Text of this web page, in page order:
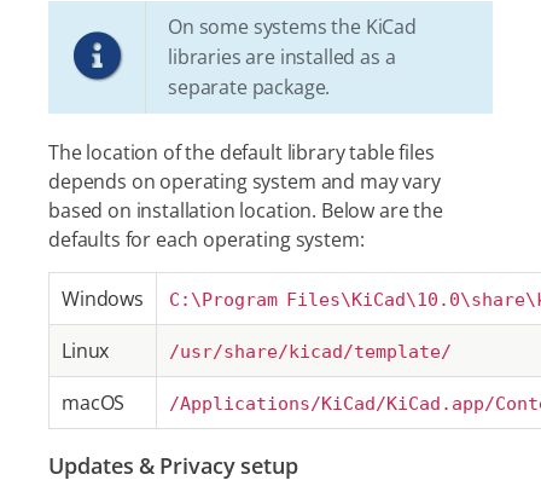
On some systems the KiCad
libraries are installed as a
separate package.
The location of the default library table files
depends on operating system and may vary
based on installation location. Below are the
defaults for each operating system:
Windows C:\Program
Linux /usr/share/kicad/template/
macOS /Applications/KiCad/KiCad.app/
Updates & Privacy setup